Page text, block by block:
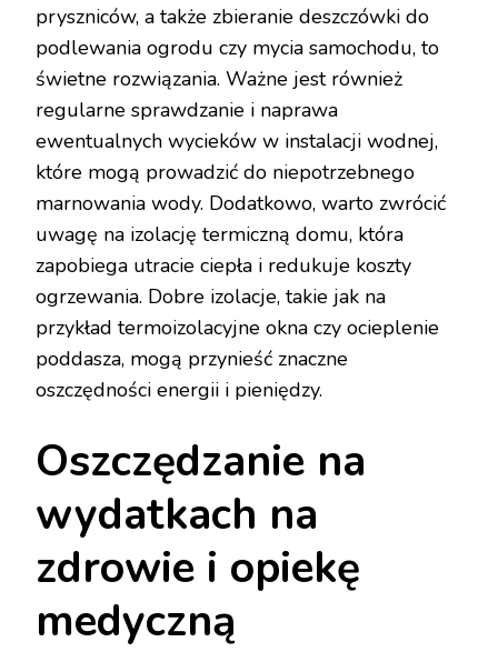
pryszniców, a także zbieranie deszczówki do
podlewania ogrodu czy mycia samochodu, to
świetne rozwiązania. Ważne jest również
regularne sprawdzanie i naprawa
ewentualnych wycieków w instalacji wodnej,
które mogą prowadzić do niepotrzebnego
marnowania wody. Dodatkowo, warto zwrócić
uwagę na izolację termiczną domu, która
zapobiega utracie ciepła i redukuje koszty
ogrzewania. Dobre izolacje, takie jak na
przykład termoizolacyjne okna czy ocieplenie
poddasza, mogą przynieść znaczne
oszczędności energii i pieniędzy.
Oszczędzanie na
wydatkach na
zdrowie i opiekę
medyczną